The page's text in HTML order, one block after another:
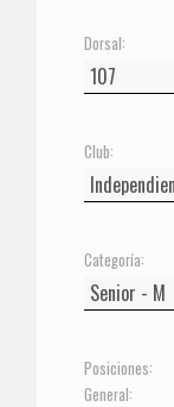
Dorsal:
Club:
Categoría:
Posiciones:
General: